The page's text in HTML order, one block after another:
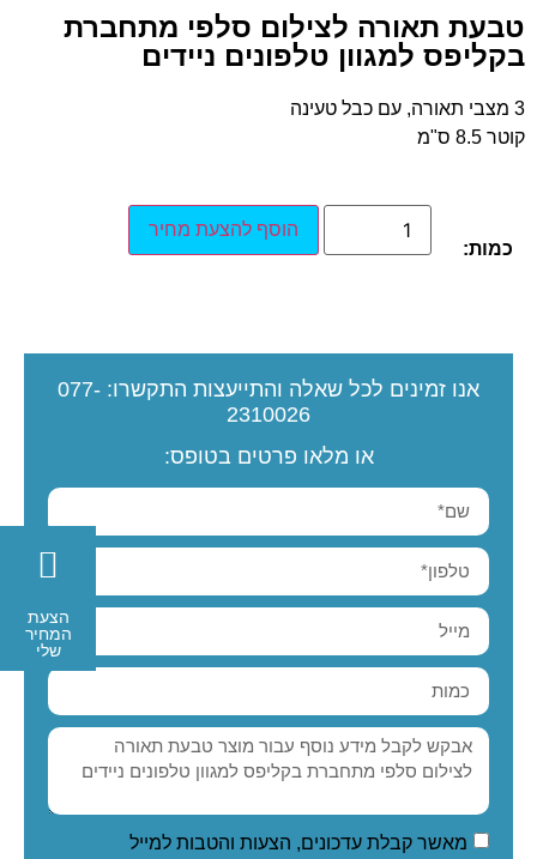
טבעת תאורה לצילום סלפי מתחברת
בקליפס למגוון טלפונים ניידים
3 מצבי תאורה, עם כבל טעינה
קוטר 8.5 ס"מ
כמות:
הוסף להצעת מחיר
אנו זמינים לכל שאלה והתייעצות התקשרו: 077-
2310026
או מלאו פרטים בטופס:
מאשר קבלת עדכונים, הצעות והטבות למייל
הצעת
המחיר
שלי